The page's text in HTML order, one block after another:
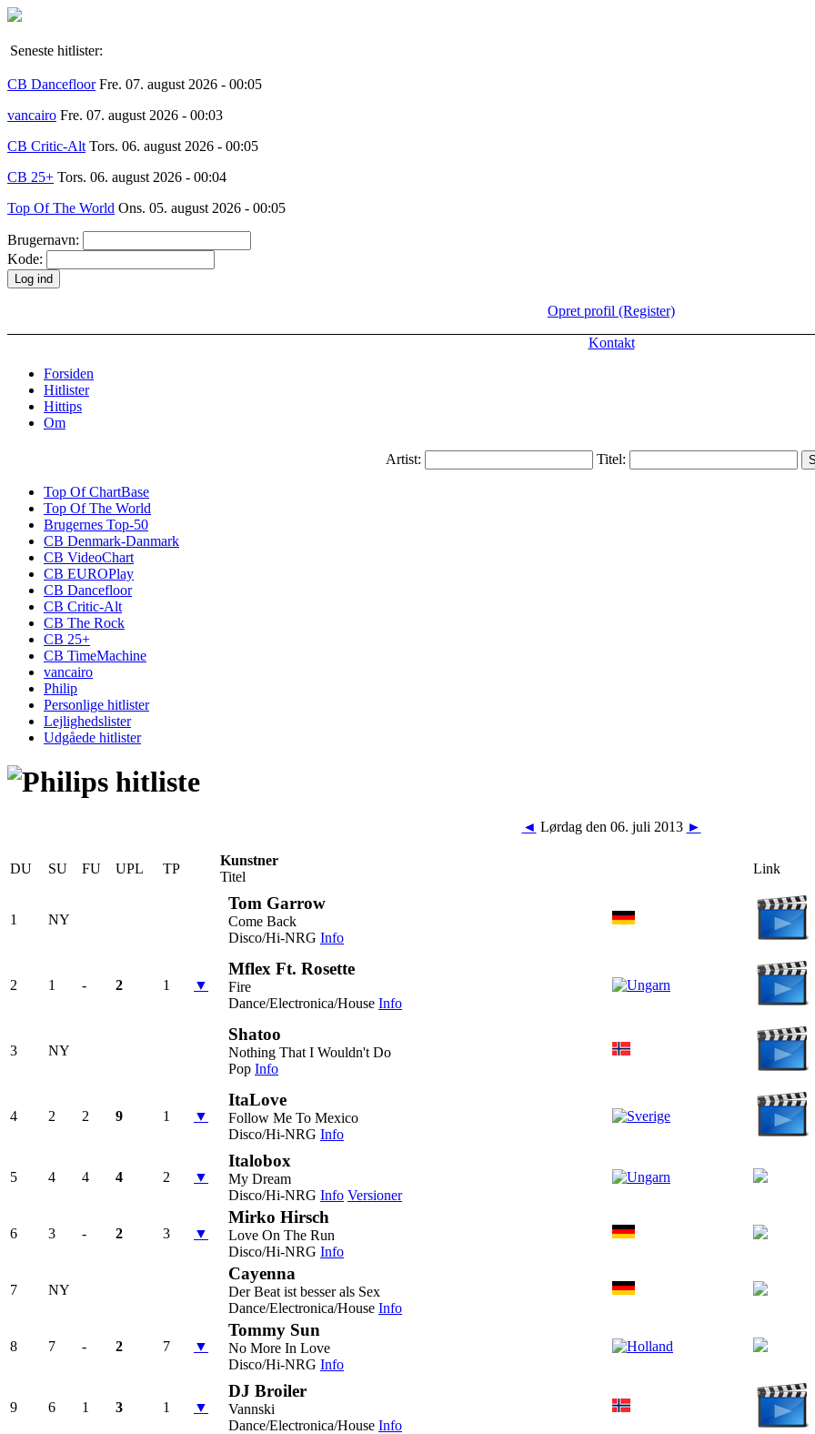
Seneste hitlister:
CB Dancefloor Fre. 07. august 2026 - 00:05
vancairo Fre. 07. august 2026 - 00:03
CB Critic-Alt Tors. 06. august 2026 - 00:05
CB 25+ Tors. 06. august 2026 - 00:04
Top Of The World Ons. 05. august 2026 - 00:05
Brugernavn:
Kode:
Opret profil (Register)
Kontakt
Forsiden
Hitlister
Hittips
Om
Artist: Titel:
Top Of ChartBase
Top Of The World
Brugernes Top-50
CB Denmark-Danmark
CB VideoChart
CB EUROPlay
CB Dancefloor
CB Critic-Alt
CB The Rock
CB 25+
CB TimeMachine
vancairo
Philip
Personlige hitlister
Lejlighedslister
Udgåede hitlister
◄ Lørdag den 06. juli 2013 ►
DU SU FU UPL TP
Kunstner
Titel
Link
1 NY
Tom Garrow
Come Back
Disco/Hi-NRG Info
2 1 - 2 1 ▼
Mflex Ft. Rosette
Fire
Dance/Electronica/House Info
3 NY
Shatoo
Nothing That I Wouldn't Do
Pop Info
4 2 2 9 1 ▼
ItaLove
Follow Me To Mexico
Disco/Hi-NRG Info
5 4 4 4 2 ▼
Italobox
My Dream
Disco/Hi-NRG Info Versioner
6 3 - 2 3 ▼
Mirko Hirsch
Love On The Run
Disco/Hi-NRG Info
7 NY
Cayenna
Der Beat ist besser als Sex
Dance/Electronica/House Info
8 7 - 2 7 ▼
Tommy Sun
No More In Love
Disco/Hi-NRG Info
9 6 1 3 1 ▼
DJ Broiler
Vannski
Dance/Electronica/House Info